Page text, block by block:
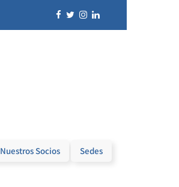
Nuestros Socios Sedes